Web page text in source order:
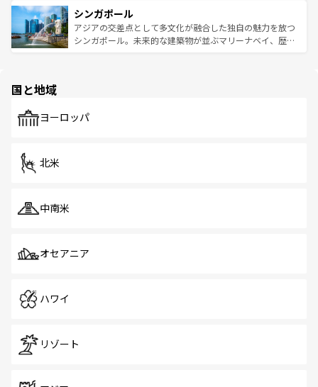
参照してほしい。
激する。気候は一年中温暖で、どの季節にも異なる楽しみ
が待っている。親しみやすいタイの人々、仏教を中心とし
た文化、そして多様な観光資源が、訪れる旅人を魅了し続
み、どこを訪れても感動するはず。観光スポットが密集し
ており、効率よく見どころを回れるのも魅力。息をのむよ
うな絶景から文化的な体験まで、香港を存分に楽しみ尽く
シンガポール
アジアの交差点として多文化が融合した独自の魅力を放つ
シンガポール。未来的な建築物が並ぶマリーナベイ、歴史
で、ホーカーズは地元の風情を楽しめる外せないスポット
国と地域
ヨーロッパ
北米
中南米
オセアニア
ハワイ
リゾート